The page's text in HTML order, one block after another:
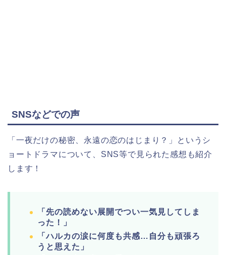
SNSなどでの声
「一夜だけの秘密、永遠の恋のはじまり？」というシ
ョートドラマについて、SNS等で見られた感想も紹介
します！
「先の読めない展開でつい一気見してしま
った！」
「ハルカの涙に何度も共感…自分も頑張ろ
うと思えた」